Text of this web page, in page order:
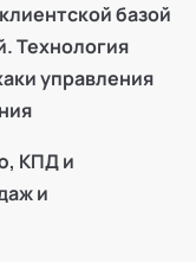
базой
Технология
управления
КПД и
и